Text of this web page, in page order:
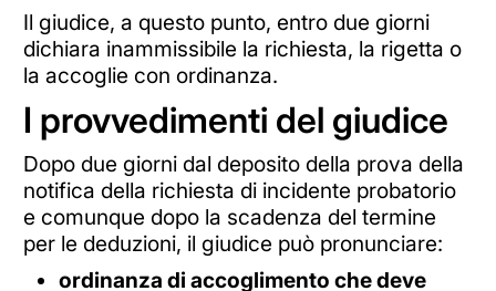
Il giudice, a questo punto, entro due giorni
dichiara inammissibile la richiesta, la rigetta o
la accoglie con ordinanza.
I provvedimenti del giudice
Dopo due giorni dal deposito della prova della
notifica della richiesta di incidente probatorio
e comunque dopo la scadenza del termine
per le deduzioni, il giudice può pronunciare:
ordinanza di accoglimento che deve